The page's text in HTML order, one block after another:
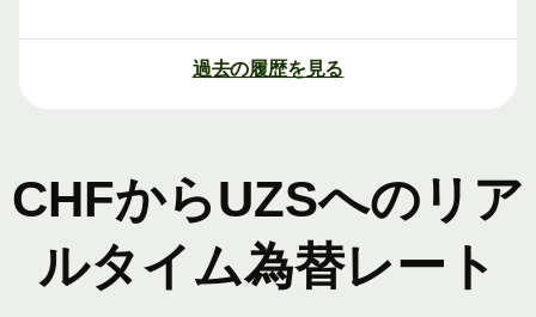
過去の履歴を見る
CHFからUZSへのリア
ルタイム為替レート